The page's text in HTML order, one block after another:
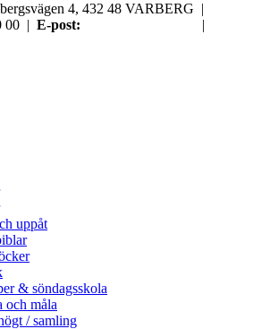
4, 432 48 VARBERG |
00 | E-post:
|
uppåt
& söndagsskola
och måla
/ samling